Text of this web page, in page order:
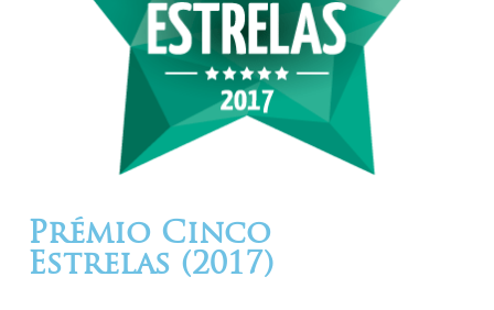
Prémio Cinco
Estrelas (2017)